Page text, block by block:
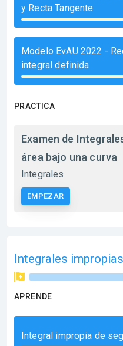
y Recta Tangente
Modelo EvAU 2022 -
integral definida
PRACTICA
Examen de
área bajo una curva
Integrales
EMPEZAR
Integrales impropias
APRENDE
Integral impropia de